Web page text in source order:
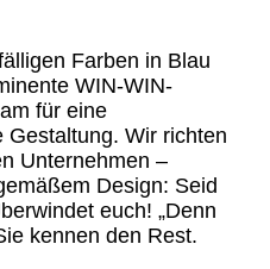
Farben in Blau
WIN-WIN-
für eine
Wir richten
Unternehmen –
Design: Seid
euch! „Denn
kennen den Rest.